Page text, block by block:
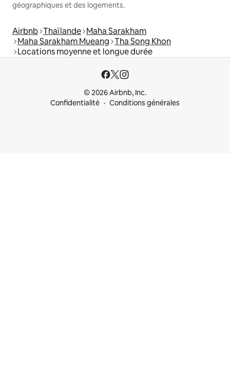
géographiques et des logements.
Airbnb Thaïlande Maha Sarakham
Maha Sarakham Mueang Tha Song Khon
Locations moyenne et longue durée
© 2026 Airbnb, Inc.
Confidentialité
Conditions générales